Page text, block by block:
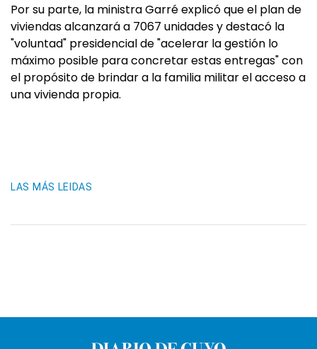
Por su parte, la ministra Garré explicó que el plan de
viviendas alcanzará a 7067 unidades y destacó la
"voluntad" presidencial de "acelerar la gestión lo
máximo posible para concretar estas entregas" con
el propósito de brindar a la familia militar el acceso a
una vivienda propia.
LAS MÁS LEIDAS